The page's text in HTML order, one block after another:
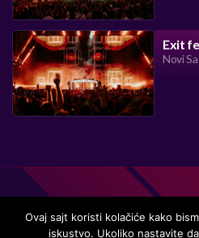
Exit
Novi
Ovaj sajt koristi kolačiće kako
iskustvo. Ukoliko nastavite